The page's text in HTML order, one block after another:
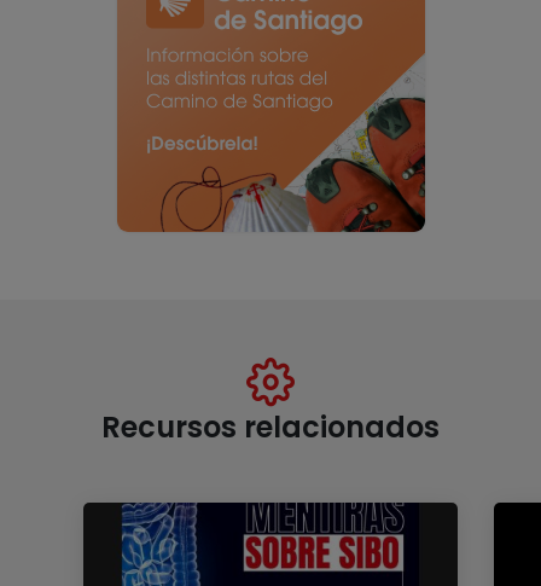
Recursos relacionados